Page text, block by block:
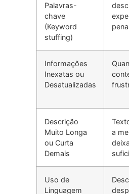
Palavras-
chave
(Keyword
stuffing)
Informações
Inexatas ou
Desatualizadas
Descrição
Muito Longa
ou Curta
Demais
a
Uso de
Linguagem